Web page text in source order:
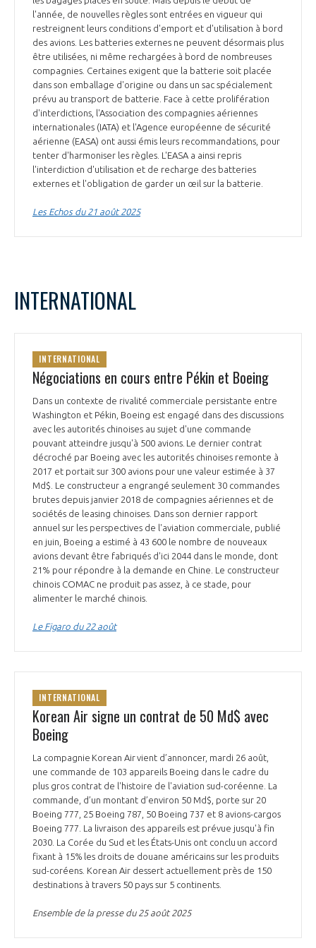
l'année, de nouvelles règles sont entrées en vigueur qui
restreignent leurs conditions d'emport et d'utilisation à bord
des avions. Les batteries externes ne peuvent désormais plus
être utilisées, ni même rechargées à bord de nombreuses
compagnies. Certaines exigent que la batterie soit placée
dans son emballage d'origine ou dans un sac spécialement
prévu au transport de batterie. Face à cette prolifération
d'interdictions, l'Association des compagnies aériennes
internationales (IATA) et l'Agence européenne de sécurité
aérienne (EASA) ont aussi émis leurs recommandations, pour
tenter d'harmoniser les règles. L'EASA a ainsi repris
l'interdiction d'utilisation et de recharge des batteries
externes et l'obligation de garder un œil sur la batterie.
Les Echos du 21 août 2025
INTERNATIONAL
INTERNATIONAL
Négociations en cours entre Pékin et Boeing
Dans un contexte de rivalité commerciale persistante entre
Washington et Pékin, Boeing est engagé dans des discussions
avec les autorités chinoises au sujet d'une commande
pouvant atteindre jusqu'à 500 avions. Le dernier contrat
décroché par Boeing avec les autorités chinoises remonte à
2017 et portait sur 300 avions pour une valeur estimée à 37
Md$. Le constructeur a engrangé seulement 30 commandes
brutes depuis janvier 2018 de compagnies aériennes et de
sociétés de leasing chinoises. Dans son dernier rapport
annuel sur les perspectives de l'aviation commerciale, publié
en juin, Boeing a estimé à 43 600 le nombre de nouveaux
avions devant être fabriqués d'ici 2044 dans le monde, dont
21% pour répondre à la demande en Chine. Le constructeur
chinois COMAC ne produit pas assez, à ce stade, pour
alimenter le marché chinois.
Le Figaro du 22 août
INTERNATIONAL
Korean Air signe un contrat de 50 Md$ avec
Boeing
La compagnie Korean Air vient d’annoncer, mardi 26 août,
une commande de 103 appareils Boeing dans le cadre du
plus gros contrat de l'histoire de l'aviation sud-coréenne. La
commande, d’un montant d’environ 50 Md$, porte sur 20
Boeing 777, 25 Boeing 787, 50 Boeing 737 et 8 avions-cargos
Boeing 777. La livraison des appareils est prévue jusqu'à fin
2030. La Corée du Sud et les États-Unis ont conclu un accord
fixant à 15% les droits de douane américains sur les produits
sud-coréens. Korean Air dessert actuellement près de 150
destinations à travers 50 pays sur 5 continents.
Ensemble de la presse du 25 août 2025